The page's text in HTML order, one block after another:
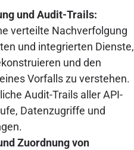
und Audit-Trails:
verteilte Nachverfolgung
und integrierten Dienste,
und den
Vorfalls zu verstehen.
Audit-Trails aller API-
Datenzugriffe und
Zuordnung von